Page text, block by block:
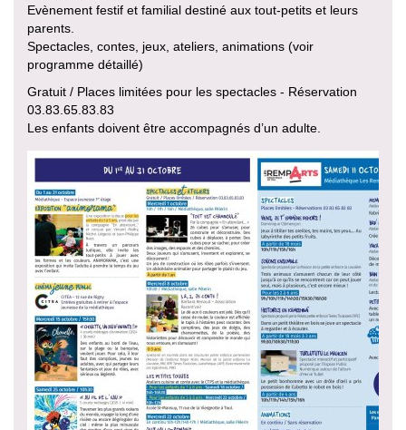
Evènement festif et familial destiné aux tout-petits et leurs
parents.
Spectacles, contes, jeux, ateliers, animations (voir
programme détaillé)
Gratuit / Places limitées pour les spectacles - Réservation
03.83.65.83.83
Les enfants doivent être accompagnés d’un adulte.